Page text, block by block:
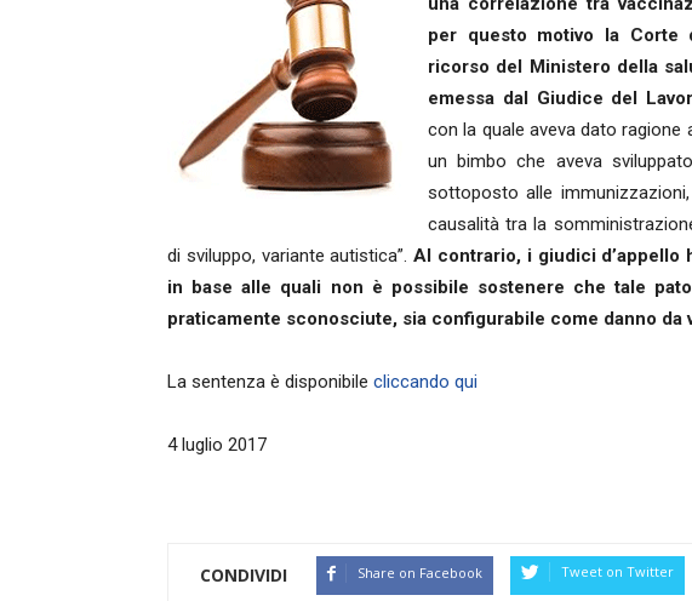
per questo motivo la Corte
ricorso del Ministero della
emessa dal Giudice del
con la quale aveva dato
un bimbo che aveva
sottoposto alle
causalità tra la
di sviluppo, variante autistica”. Al contrario, i giudici
in base alle quali non è possibile sostenere che tale
praticamente sconosciute, sia configurabile come danno da
La sentenza è disponibile cliccando qui
4 luglio 2017
CONDIVIDI Share on Facebook Tweet on Twitter